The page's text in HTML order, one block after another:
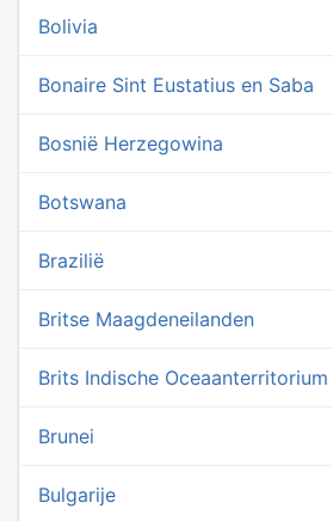
Bolivia
Bonaire Sint Eustatius en Saba
Bosnië Herzegowina
Botswana
Brazilië
Britse Maagdeneilanden
Brits Indische Oceaanterritorium
Brunei
Bulgarije